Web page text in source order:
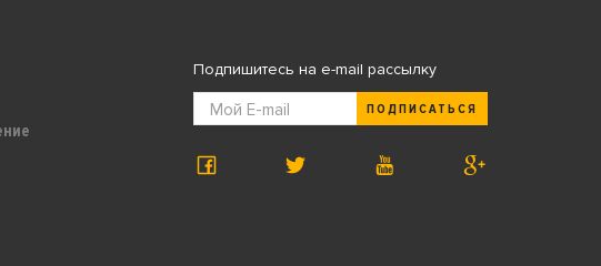
Подпишитесь на e-mail рассылку
ПОДПИСАТЬСЯ